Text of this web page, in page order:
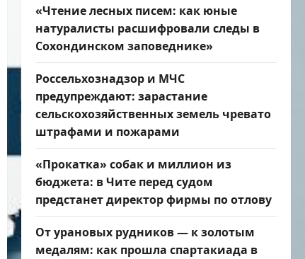
«Чтение лесных писем: как юные
натуралисты расшифровали следы в
Сохондинском заповеднике»
Россельхознадзор и МЧС
предупреждают: зарастание
сельскохозяйственных земель чревато
штрафами и пожарами
«Прокатка» собак и миллион из
бюджета: в Чите перед судом
предстанет директор фирмы по отлову
От урановых рудников — к золотым
медалям: как прошла спартакиада в